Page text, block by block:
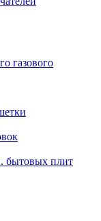
газового
бытовых плит